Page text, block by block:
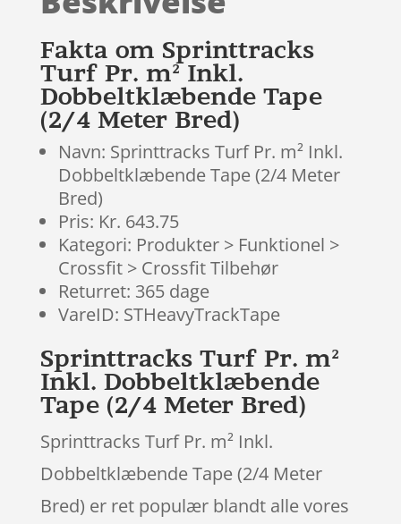
mmelser
Fakta om Sprinttracks
Turf Pr. m² Inkl.
Dobbeltklæbende Tape
(2/4 Meter Bred)
Navn: Sprinttracks Turf Pr. m² Inkl.
Dobbeltklæbende Tape (2/4 Meter
Bred)
Pris: Kr. 643.75
Kategori: Produkter > Funktionel >
Crossfit > Crossfit Tilbehør
Returret: 365 dage
VareID: STHeavyTrackTape
Sprinttracks Turf Pr. m²
Inkl. Dobbeltklæbende
Tape (2/4 Meter Bred)
Sprinttracks Turf Pr. m² Inkl.
Dobbeltklæbende Tape (2/4 Meter
Bred) er ret populær blandt alle vores